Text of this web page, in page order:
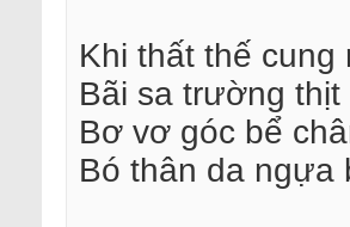
Khi thất thế cung
Bãi sa trường thịt
Bơ vơ góc bể
Bó thân da ngựa